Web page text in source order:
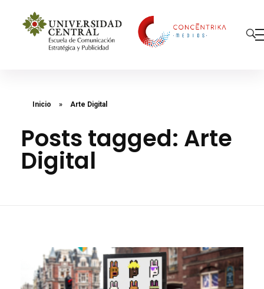
Inicio » Arte Digital
Posts tagged: Arte
Digital